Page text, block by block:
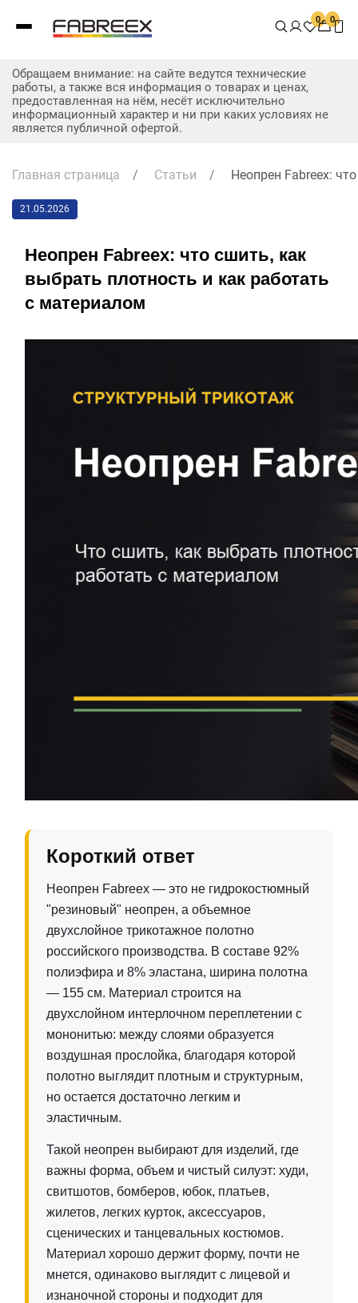
0 0
Обращаем внимание: на сайте ведутся технические
работы, а также вся информация о товарах и ценах,
предоставленная на нём, несёт исключительно
информационный характер и ни при каких условиях не
является публичной офертой.
Главная страница / Статьи / Неопрен Fabreex:
21.05.2026
Неопрен Fabreex: что сшить, как
выбрать плотность и как работать
с материалом
Короткий ответ
Неопрен Fabreex — это не гидрокостюмный
"резиновый" неопрен, а объемное
двухслойное трикотажное полотно
российского производства. В составе 92%
полиэфира и 8% эластана, ширина полотна
— 155 см. Материал строится на
двухслойном интерлочном переплетении с
мононитью: между слоями образуется
воздушная прослойка, благодаря которой
полотно выглядит плотным и структурным,
но остается достаточно легким и
эластичным.
Такой неопрен выбирают для изделий, где
важны форма, объем и чистый силуэт: худи,
свитшотов, бомберов, юбок, платьев,
жилетов, легких курток, аксессуаров,
сценических и танцевальных костюмов.
Материал хорошо держит форму, почти не
мнется, одинаково выглядит с лицевой и
изнаночной стороны и подходит для